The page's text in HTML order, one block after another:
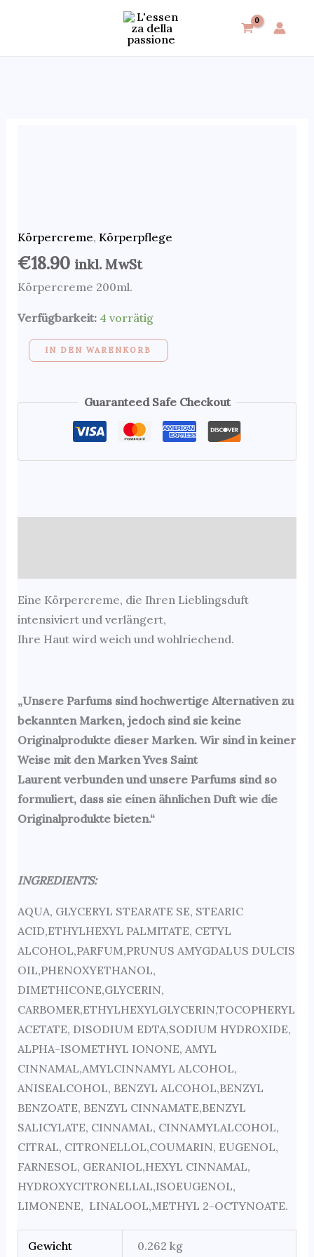
Körpercreme, Körperpflege
€18.90 inkl. MwSt
Körpercreme 200ml.
Verfügbarkeit: 4 vorrätig
Duft
Black
Opium
von
IN DEN WARENKORB
Guaranteed Safe Checkout
Eine Körpercreme, die Ihren Lieblingsduft
intensiviert und verlängert,
Ihre Haut wird weich und wohlriechend.
„Unsere Parfums sind hochwertige Alternativen zu
bekannten Marken, jedoch sind sie keine
Originalprodukte dieser Marken. Wir sind in keiner
Weise mit den Marken Yves Saint
Laurentverbunden und unsere Parfums sind so
formuliert, dass sie einen ähnlichen Duft wie die
Originalprodukte bieten.“
INGREDIENTS:
AQUA, GLYCERYL STEARATE SE, STEARIC
ACID,ETHYLHEXYL PALMITATE, CETYL
ALCOHOL,PARFUM,PRUNUS AMYGDALUS DULCIS
OIL,PHENOXYETHANOL,
DIMETHICONE,GLYCERIN,
CARBOMER,ETHYLHEXYLGLYCERIN,TOCOPHERYL
ACETATE, DISODIUM EDTA,SODIUM HYDROXIDE,
ALPHA-ISOMETHYL IONONE, AMYL
CINNAMAL,AMYLCINNAMYL ALCOHOL,
ANISEALCOHOL, BENZYL ALCOHOL,BENZYL
BENZOATE, BENZYL CINNAMATE,BENZYL
SALICYLATE, CINNAMAL, CINNAMYLALCOHOL,
CITRAL, CITRONELLOL,COUMARIN, EUGENOL,
FARNESOL, GERANIOL,HEXYL CINNAMAL,
HYDROXYCITRONELLAL,ISOEUGENOL,
LIMONENE, LINALOOL,METHYL 2-OCTYNOATE.
Gewicht 0.262 kg